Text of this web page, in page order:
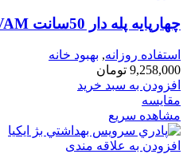
چهارپایه پله دار 50سانت BEKVAM ايكيا
استفاده روزانه, بهبود خانه
9,258,000 تومان
افزودن به سبد خرید
مقایسه
مشاهده سریع
افزودن به علاقه مندی